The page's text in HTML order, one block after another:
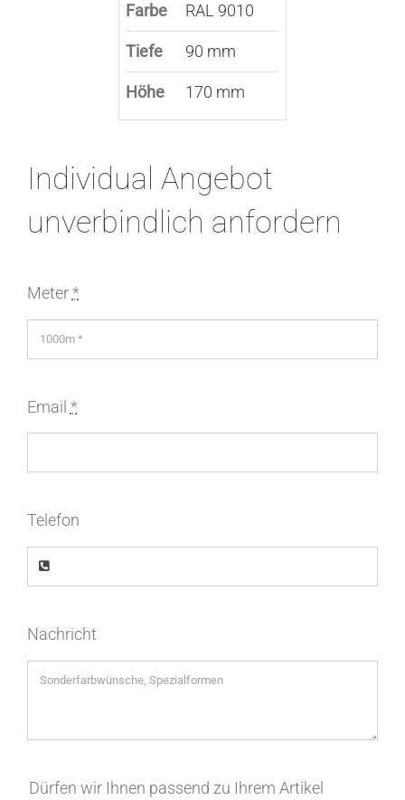
Farbe RAL 9010
Tiefe 90 mm
Höhe 170 mm
Individual Angebot
unverbindlich anfordern
Meter*
Email *
Telefon
Nachricht
Dürfen wir Ihnen passend zu Ihrem Artikel